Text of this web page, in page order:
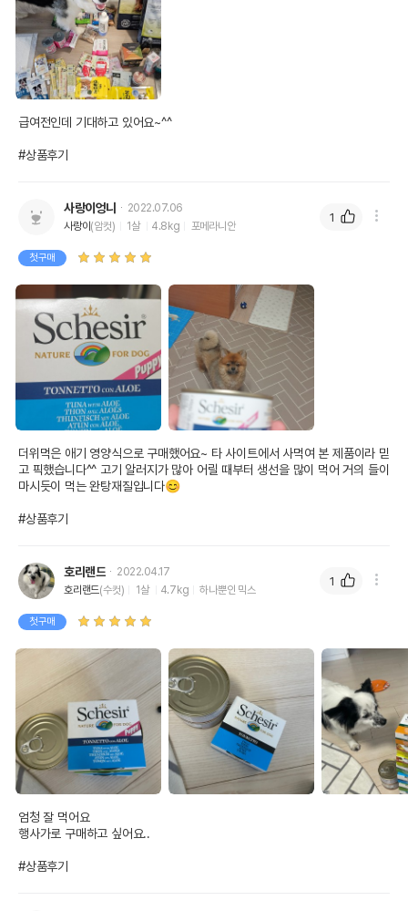
급여전인데 기대하고 있어요~^^
#상품후기
사랑이엉니
2022.07.06
사랑이 (암컷) 1살 4.8kg 포메라니안
첫구매
더위먹은 애기 영양식으로 구매했어요~ 타 사이트에서 사먹여 본 제품이라 믿
고 픽했습니다^^ 고기 알러지가 많아 어릴 때부터 생선을 많이 먹어 거의 들이
마시듯이 먹는 완탕재질입니다😊
#상품후기
1
호리랜드
2022.04.17
호리랜드(수컷) 1살 4.7kg 하나뿐인 믹스
첫구매
엄청 잘 먹어요
행사가로 구매하고 싶어요..
#상품후기
1